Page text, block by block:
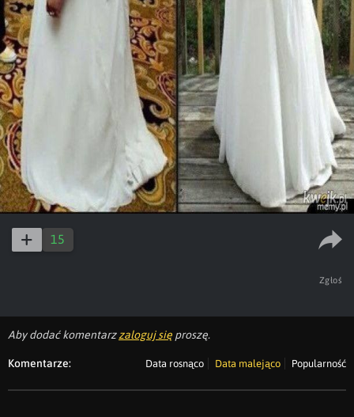
15
Zgłoś
Aby dodać komentarzzaloguj się proszę.
Komentarze: Data rosnąco Data malejąco Popularność